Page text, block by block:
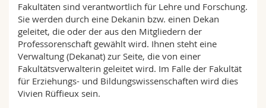
Fakultäten sind verantwortlich für Lehre und Forschung.
Sie werden durch eine Dekanin bzw. einen Dekan
geleitet, die oder der aus den Mitgliedern der
Professorenschaft gewählt wird. Ihnen steht eine
Verwaltung (Dekanat) zur Seite, die von einer
Fakultätsverwalterin geleitet wird. Im Falle der Fakultät
für Erziehungs- und Bildungswissenschaften wird dies
Vivien Rüffieux sein.